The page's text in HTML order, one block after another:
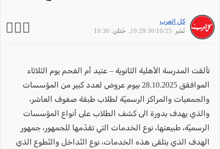
كل العرب
نُشر: 30/10/25 10:29
, حُتلن: 10:30
تألقت المدرسة الأهلية الثانوية – عتيد أم الفحم يوم الثلاثاء
الموافقق 28.10.2025 بيوم عروض لعدد كبير من المؤسسات
والجمعيات والمراكز الرسميّة لطلاب طبقة صفوف العاشر،
والذي يهدف بدورة الى كشف الطلاب على أنواع المؤسسات
الرسميّة، طبيعتها، نوع الخدمات التي تقدّمها للجمهور، جمهور
الهدف الذي يتلقى هذه الخدمات، نوع التّداخل والتّطوع الذي